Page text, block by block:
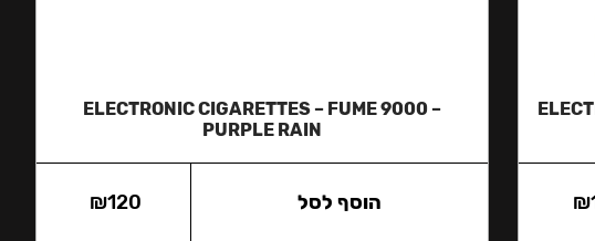
₪
ЕLECTRONIC CIGARETTES – FUME 9000 –
PURPLE RAIN
₪120 הוסף לסל